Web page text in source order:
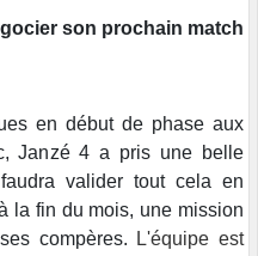
son prochain match
en début de phase aux
Janzé 4 a pris une belle
valider tout cela en
la fin du mois, une mission
compères.
L'équipe est